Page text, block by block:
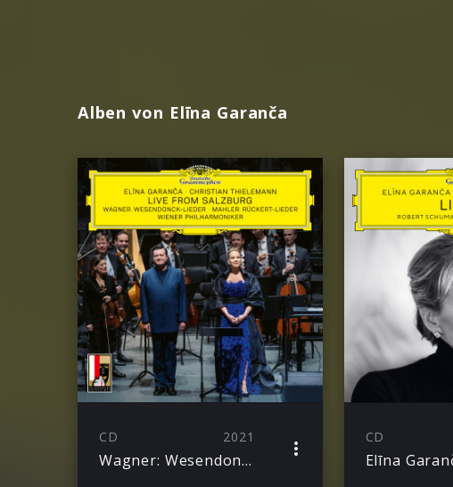
Alben von Elīna Garanča
CD 2021
Wagner: Wesendonck-Lieder / Mahler: Rückert-Lieder
CD